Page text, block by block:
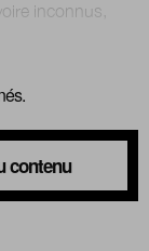
inconnus,
contenu